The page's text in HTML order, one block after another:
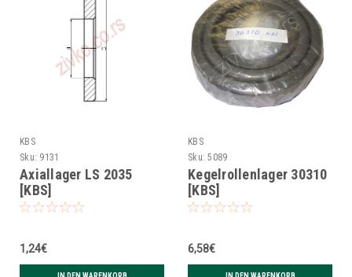
KBS
Sku: 9131
Axiallager LS 2035
[KBS]
1,24€
KBS
Sku: 5089
Kegelrollenlager 30310
[KBS]
6,58€